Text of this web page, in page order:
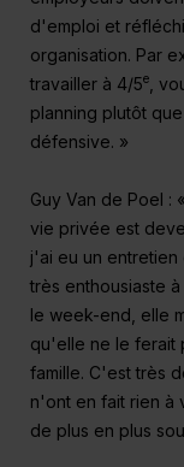
d'emploi et
organisation. Par
travailler à 4/5e
,
planning plutôt
défensive. »
Guy Van de Poel :
vie privée est
j'ai eu un
très enthousiaste
le week-end, elle
qu'elle ne le ferait
famille. C'est très
n'ont en fait rien à
de plus en plus